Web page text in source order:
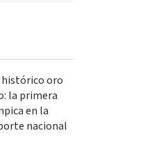
histórico oro
la primera
en la
nacional